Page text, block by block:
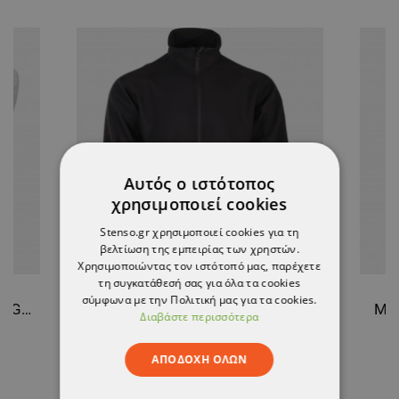
Γάντια από δέρμα και ύφασμα GILT YELLOW Μπουφάν softshell ALTITUDE II BLACK
20,34 €
Αυτός ο ιστότοπος
χρησιμοποιεί cookies
Stenso.gr χρησιμοποιεί cookies για τη
βελτίωση της εμπειρίας των χρηστών.
Χρησιμοποιώντας τον ιστότοπό μας, παρέχετε
τη συγκατάθεσή σας για όλα τα cookies
σύμφωνα με την Πολιτική μας για τα cookies.
Διαβάστε περισσότερα
ΑΠΟΔΟΧΉ ΌΛΩΝ